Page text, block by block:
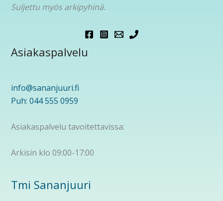
Suljettu myös arkipyhinä.
Asiakaspalvelu
info@sananjuuri.fi
Puh: 044 555 0959
Asiakaspalvelu tavoitettavissa:
Arkisin klo 09:00-17:00
Tmi Sananjuuri